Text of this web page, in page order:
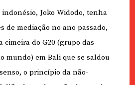
Joko Widodo, tenha
de mediação no ano passado,
do G20 (grupo das
mundo) em Bali que se saldou
o princípio da não-